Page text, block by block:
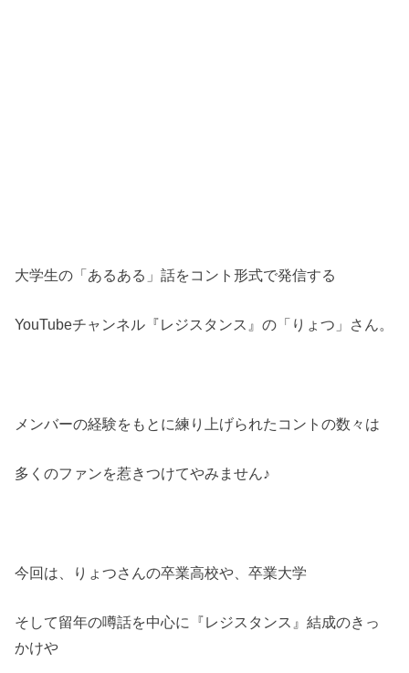
大学生の「あるある」話をコント形式で発信する
YouTubeチャンネル『レジスタンス』の「りょつ」さん。
メンバーの経験をもとに練り上げられたコントの数々は
多くのファンを惹きつけてやみません♪
今回は、りょつさんの卒業高校や、卒業大学
そして留年の噂話を中心に『レジスタンス』結成のきっ
かけや